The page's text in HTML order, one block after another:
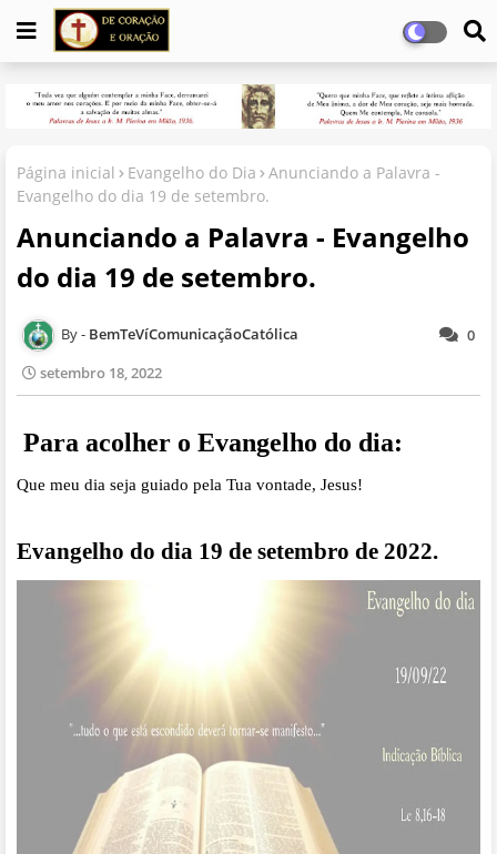
Página inicial Evangelho do Dia
Anunciando a Palavra -
Evangelho do dia 19 de setembro.
Anunciando a Palavra - Evangelho
do dia 19 de setembro.
0
BemTeVíComunicaçãoCatólica
setembro 18, 2022
Para acolher o Evangelho do dia:
Que meu dia seja guiado pela Tua vontade, Jesus!
Evangelho do dia 19 de setembro de 2022.